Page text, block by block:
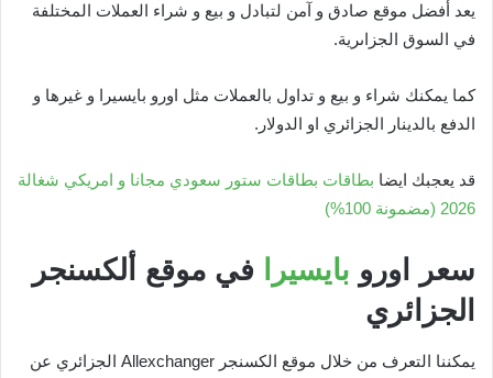
يعد أفضل موقع صادق و آمن لتبادل و بيع و شراء العملات المختلفة
في السوق الجزاىرية.
كما يمكنك شراء و بيع و تداول بالعملات مثل اورو بايسيرا و غيرها و
الدفع بالدينار الجزائري او الدولار.
قد يعجبك ايضا بطاقات بطاقات ستور سعودي مجانا و امريكي شغالة
2026 (مضمونة 100%)
سعر اورو بايسيرا
في موقع ألكسنجر
الجزائري
يمكننا التعرف من خلال موقع الكسنجر Allexchanger الجزائري عن